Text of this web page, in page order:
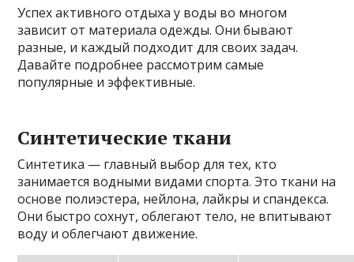
Успех активного отдыха у воды во многом
зависит от материала одежды. Они бывают
разные, и каждый подходит для своих задач.
Давайте подробнее рассмотрим самые
популярные и эффективные.
Синтетические ткани
Синтетика — главный выбор для тех, кто
занимается водными видами спорта. Это ткани на
основе полиэстера, нейлона, лайкры и спандекса.
Они быстро сохнут, облегают тело, не впитывают
воду и облегчают движение.